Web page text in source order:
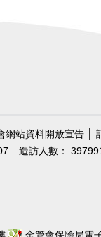
網站資料開放宣告
造訪人數：